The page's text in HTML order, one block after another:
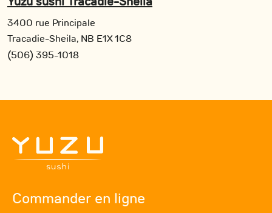
3400 rue Principale
Tracadie-Sheila, NB E1X 1C8
(506) 395-1018
Commander en ligne